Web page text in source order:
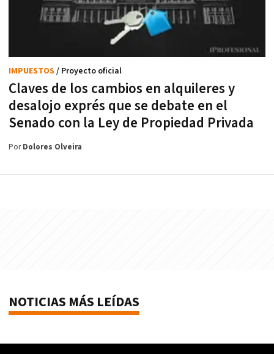
Claves de los cambios en alquileres y
desalojo exprés que se debate en el
Senado con la Ley de Propiedad Privada
IMPUESTOS / Proyecto oficial
PorDolores Olveira
NOTICIAS MÁS LEÍDAS